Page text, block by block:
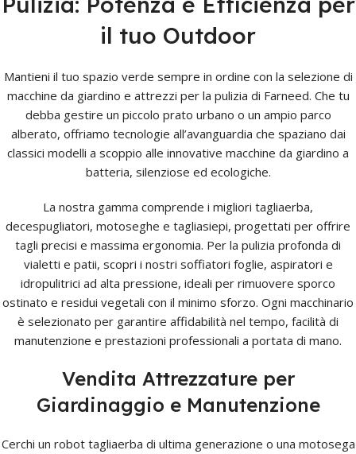
il tuo Outdoor
Mantieni il tuo spazio verde sempre in ordine con la selezione di
macchine da giardino e attrezzi per la pulizia di Farneed. Che tu
debba gestire un piccolo prato urbano o un ampio parco
alberato, offriamo tecnologie all’avanguardia che spaziano dai
classici modelli a scoppio alle innovative macchine da giardino a
batteria, silenziose ed ecologiche.
La nostra gamma comprende i migliori tagliaerba,
decespugliatori, motoseghe e tagliasiepi, progettati per offrire
tagli precisi e massima ergonomia. Per la pulizia profonda di
vialetti e patii, scopri i nostri soffiatori foglie, aspiratori e
idropulitrici ad alta pressione, ideali per rimuovere sporco
ostinato e residui vegetali con il minimo sforzo. Ogni macchinario
è selezionato per garantire affidabilità nel tempo, facilità di
manutenzione e prestazioni professionali a portata di mano.
Vendita Attrezzature per
Giardinaggio e Manutenzione
Cerchi un robot tagliaerba di ultima generazione o una motosega